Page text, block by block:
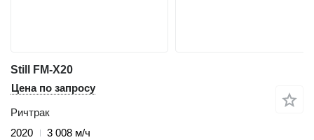
Still FM-X20
Цена по запросу
Ричтрак
2020
3 008 м/ч